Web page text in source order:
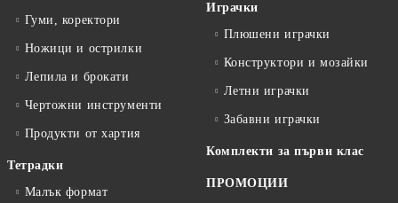
Гуми, коректори
Ножици и острилки
Лепила и брокати
Чертожни инструменти
Продукти от хартия
Тетрадки
Малък формат
Играчки
Плюшени играчки
Конструктори и мозайки
Летни играчки
Забавни играчки
Комплекти за първи клас
ПРОМОЦИИ